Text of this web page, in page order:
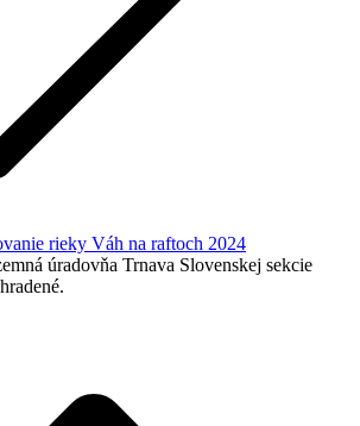
rieky Váh na raftoch 2024
úradovňa Trnava Slovenskej sekcie